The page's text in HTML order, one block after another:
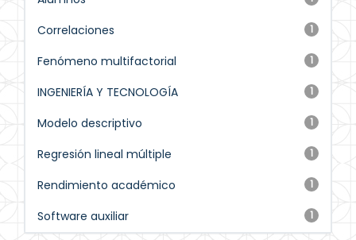
1
Correlaciones
1
Fenómeno multifactorial
1
INGENIERÍA Y TECNOLOGÍA
1
Modelo descriptivo
1
Regresión lineal múltiple
1
Rendimiento académico
1
Software auxiliar